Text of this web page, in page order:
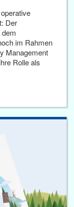
Der
im Rahmen
Management
Rolle als